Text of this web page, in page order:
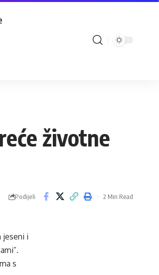
životne
Podijeli 2 Min Read
jeseni i
s